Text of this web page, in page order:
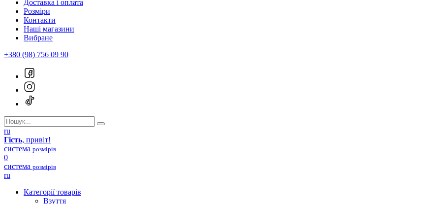
Доставка і оплата
Розміри
Контакти
Наші магазини
Вибране
+380 (98) 756 09 90
ru
Гість, привіт!
система розмірів
0
система розмірів
ru
Категорії товарів
Взуття